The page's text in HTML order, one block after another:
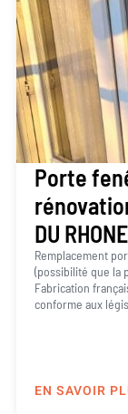
Porte
DU RHONE
Remplacement
(possibilité que la
Fabrication
conforme aux
EN SAVOIR